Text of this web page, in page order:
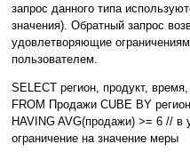
запрос данного типа
значения). Обратный запрос
удовлетворяющие
пользователем.
SELECT регион, продукт,
FROM Продажи CUBE BY
HAVING AVG(продажи) >= 6 // в
ограничение на значение меры